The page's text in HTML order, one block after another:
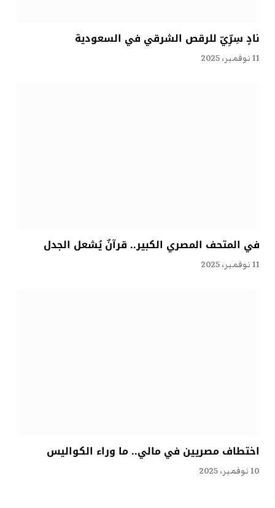
نادٍ سِرِّيّ للرقص الشرقي في السعودية
11 نوفمبر، 2025
في المتحف المصري الكبير.. قرآنٌ يُشعل الجدل
11 نوفمبر، 2025
اختطاف مصريين في مالي.. ما وراء الكواليس
10 نوفمبر، 2025